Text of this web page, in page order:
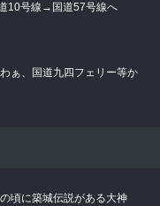
10号線→国道57号線へ
ぁ、国道九四フェリー等か
頃に築城伝説がある大神